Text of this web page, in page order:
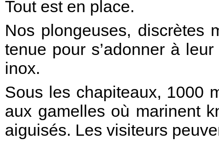
Tout est en place.
Nos plongeuses, discrètes
tenue pour s’adonner à
inox.
Sous les chapiteaux, 1000
aux gamelles où marinent
aiguisés. Les visiteurs